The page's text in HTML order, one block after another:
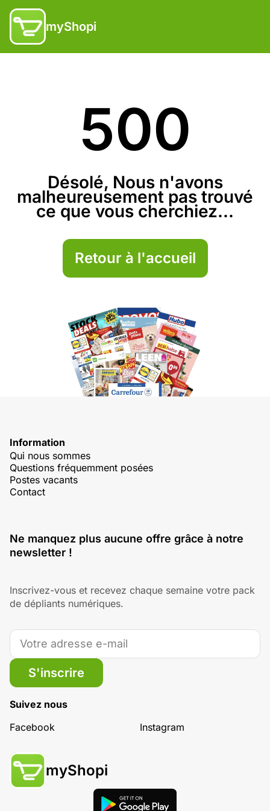
myShopi
500
Désolé, Nous n'avons
malheureusement pas trouvé
ce que vous cherchiez...
Retour à l'accueil
Information
Qui nous sommes
Questions fréquemment posées
Postes vacants
Contact
Ne manquez plus aucune offre grâce à notre
newsletter !
Inscrivez-vous et recevez chaque semaine votre pack
de dépliants numériques.
S'inscrire
Suivez nous
Facebook
Instagram
myShopi